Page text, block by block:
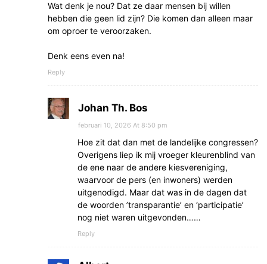
Wat denk je nou? Dat ze daar mensen bij willen
hebben die geen lid zijn? Die komen dan alleen maar
om oproer te veroorzaken.
Denk eens even na!
Reply
Johan Th. Bos
februari 10, 2026 At 8:50 pm
Hoe zit dat dan met de landelijke congressen?
Overigens liep ik mij vroeger kleurenblind van
de ene naar de andere kiesvereniging,
waarvoor de pers (en inwoners) werden
uitgenodigd. Maar dat was in de dagen dat
de woorden ’transparantie’ en ‘participatie’
nog niet waren uitgevonden……
Reply